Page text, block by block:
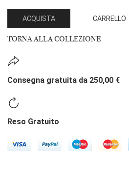
ACQUISTA CARRELLO
TORNA ALLA COLLEZIONE
Consegna gratuita da 250,00 €
Reso Gratuito